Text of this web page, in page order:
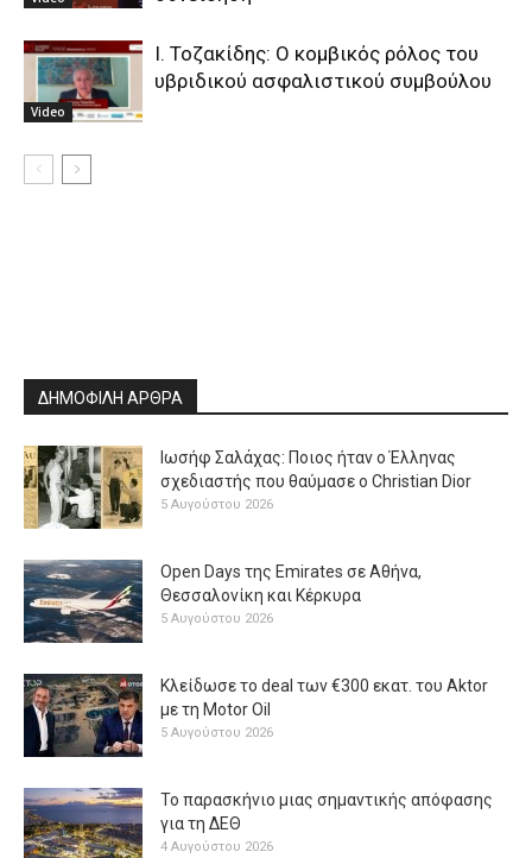
Video
Ι. Τοζακίδης: Ο κομβικός ρόλος του
υβριδικού ασφαλιστικού συμβούλου
ΔΗΜΟΦΙΛΗ ΑΡΘΡΑ
Ιωσήφ Σαλάχας: Ποιος ήταν ο Έλληνας
σχεδιαστής που θαύμασε ο Christian Dior
5 Αυγούστου 2026
Open Days της Emirates σε Αθήνα,
Θεσσαλονίκη και Κέρκυρα
5 Αυγούστου 2026
Κλείδωσε το deal των €300 εκατ. του Aktor
με τη Μotor Oil
5 Αυγούστου 2026
Το παρασκήνιο μιας σημαντικής απόφασης
για τη ΔΕΘ
4 Αυγούστου 2026